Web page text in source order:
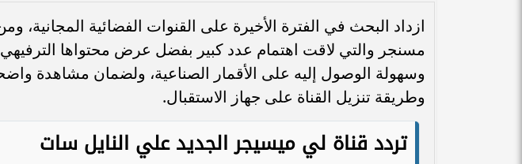
ازداد البحث في الفترة الأخيرة على القنوات الفضائية المجانية،
مسنجر والتي لاقت اهتمام عدد كبير بفضل عرض محتواها
وسهولة الوصول إليه على الأقمار الصناعية، ولضمان مشاهدة
وطريقة تنزيل القناة على جهاز الاستقبال.
تردد قناة لي ميسيجر الجديد علي النايل سات